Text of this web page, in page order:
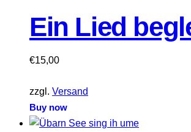
Ein Lied
€15,00
zzgl. Versand
Buy now